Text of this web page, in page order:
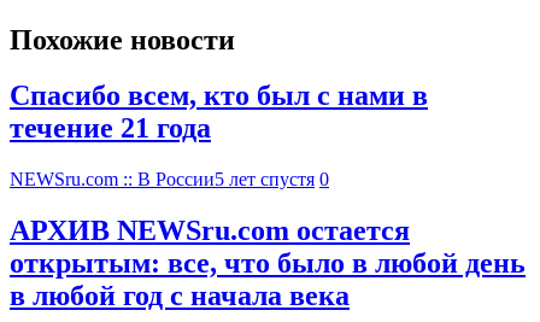
Похожие новости
Спасибо всем, кто был с нами в
течение 21 года
NEWSru.com :: В России5 лет спустя 0
АРХИВ NEWSru.com остается
открытым: все, что было в любой день
в любой год с начала века